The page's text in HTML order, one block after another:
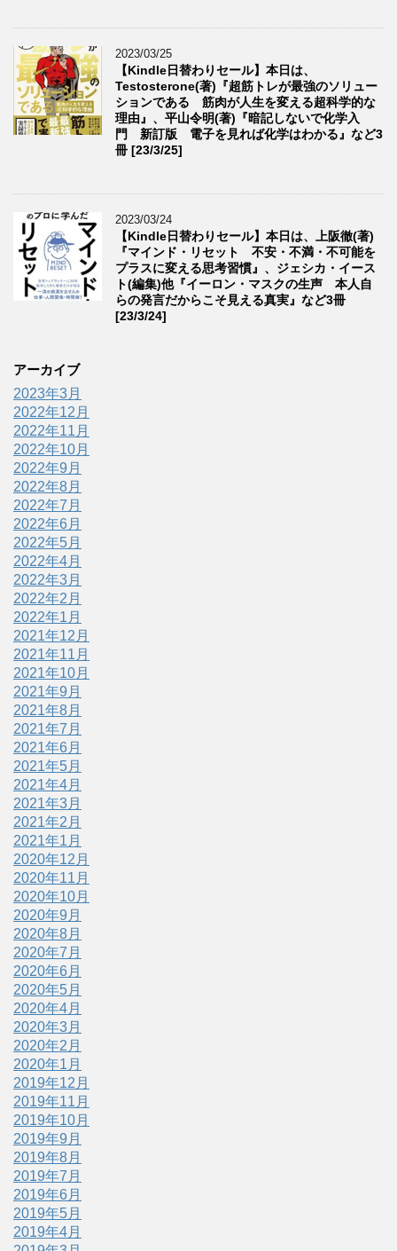
2023/03/25
【Kindle日替わりセール】本日は、
Testosterone(著)『超筋トレが最強のソリュー
ションである 筋肉が人生を変える超科学的な
理由』、平山令明(著)『暗記しないで化学入
門 新訂版 電子を見れば化学はわかる』など3
冊 [23/3/25]
2023/03/24
【Kindle日替わりセール】本日は、上阪徹(著)
『マインド・リセット 不安・不満・不可能を
プラスに変える思考習慣』、ジェシカ・イース
ト(編集)他『イーロン・マスクの生声 本人自
らの発言だからこそ見える真実』など3冊
[23/3/24]
アーカイブ
2023年3月
2022年12月
2022年11月
2022年10月
2022年9月
2022年8月
2022年7月
2022年6月
2022年5月
2022年4月
2022年3月
2022年2月
2022年1月
2021年12月
2021年11月
2021年10月
2021年9月
2021年8月
2021年7月
2021年6月
2021年5月
2021年4月
2021年3月
2021年2月
2021年1月
2020年12月
2020年11月
2020年10月
2020年9月
2020年8月
2020年7月
2020年6月
2020年5月
2020年4月
2020年3月
2020年2月
2020年1月
2019年12月
2019年11月
2019年10月
2019年9月
2019年8月
2019年7月
2019年6月
2019年5月
2019年4月